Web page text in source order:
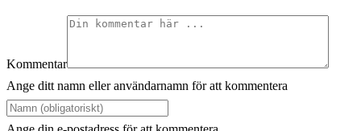
Kommentar
Ange ditt namn eller användarnamn för att kommentera